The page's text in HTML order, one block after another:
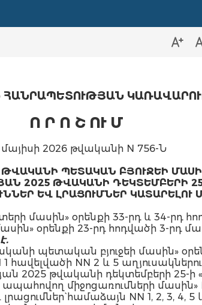
ՀԱՆՐԱՊԵՏՈՒԹՅԱՆ
Ո Ր Ո Շ ՈՒ Մ
մայիսի 2026 թվականի N 756-Ն
ՊԵՏԱԿԱՆ ԲՅՈՒՋԵԻ
2025 ԹՎԱԿԱՆԻ ԴԵԿՏԵՄԲԵՐԻ
ԵՎ ԼՐԱՑՈՒՄՆԵՐ ԿԱՏԱՐԵԼՈՒ
մասին» օրենքի 33-րդ և 34-րդ
օրենքի 23-րդ հոդվածի 3-րդ
պետական բյուջեի մասին»
հավելվածի NN 2 և 5
2025 թվականի դեկտեմբերի 25-
միջոցառումների մասին» N
համաձայն NN 1, 2, 3, 4, 5